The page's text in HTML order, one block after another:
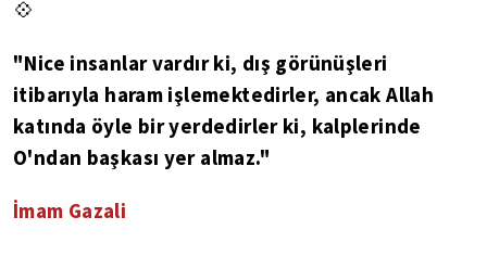
💠
"Nice insanlar vardır ki, dış görünüşleri
itibarıyla haram işlemektedirler, ancak Allah
katında öyle bir yerdedirler ki, kalplerinde
O'ndan başkası yer almaz."
İmam Gazali